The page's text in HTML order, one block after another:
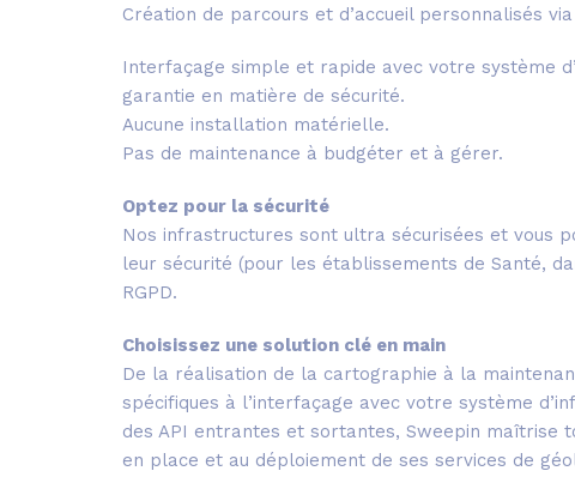
Création de parcours et d’accueil personnalisés
Interfaçage simple et rapide avec votre système
garantie en matière de sécurité.
Aucune installation matérielle.
Pas de maintenance à budgéter et à gérer.
Optez pour la sécurité
Nos infrastructures sont ultra sécurisées et vous
leur sécurité (pour les établissements de Santé,
RGPD.
Choisissez une solution clé en main
De la réalisation de la cartographie à la
spécifiques à l’interfaçage avec votre système
des API entrantes et sortantes, Sweepin maîtrise
en place et au déploiement de ses services de